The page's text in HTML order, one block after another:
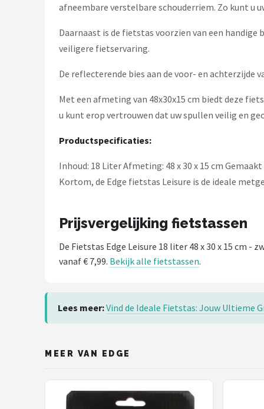
afneembare verstelbare schouderriem. Zo kunt u
Daarnaast is de fietstas voorzien van een
veiligere fietservaring.
De reflecterende bies aan de voor- en achterzijde
Met een afmeting van 48x30x15 cm biedt deze
u kunt erop vertrouwen dat uw spullen veilig en
Productspecificaties:
Inhoud: 18 Liter Afmeting: 48 x 30 x 15 cm
Kortom, de Edge fietstas Leisure is de ideale
Prijsvergelijking fietstassen
De Fietstas Edge Leisure 18 liter 48 x 30 x 15 cm -
vanaf € 7,99. Bekijk alle fietstassen.
Lees meer:Vind de Ideale Fietstas: Jouw Ultieme
MEER VAN EDGE